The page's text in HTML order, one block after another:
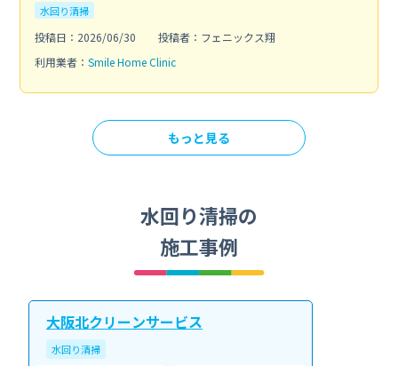
水回り清掃
投稿日：2026/06/30
投稿者：フェニックス翔
利用業者： Smile Home Clinic
もっと見る
水回り清掃の
施工事例
大阪北クリーンサービス
水回り清掃